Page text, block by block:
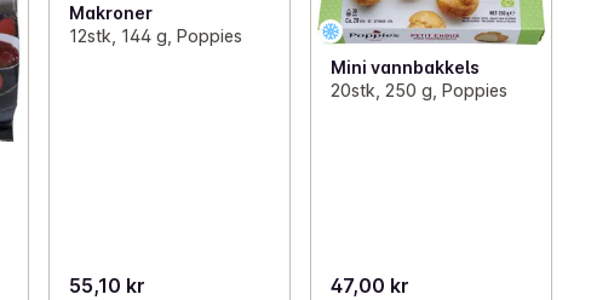
Makroner
12stk, 144 g, Poppies
55,10 kr
Mini vannbakkels
20stk, 250 g, Poppies
47,00 kr